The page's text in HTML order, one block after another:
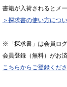
書籍が入荷されるとメ
＞探求書の使い方につ
※「探求書」は会員ロ
会員登録（無料）がお
こちらからご登録くだ